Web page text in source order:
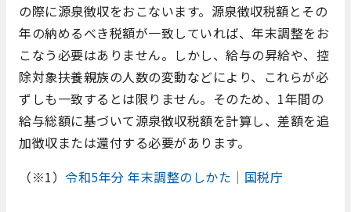
の際に源泉徴収をおこないます。源泉徴収税額とその
年の納めるべき税額が一致していれば、年末調整をお
こなう必要はありません。しかし、給与の昇給や、控
除対象扶養親族の人数の変動などにより、これらが必
ずしも一致するとは限りません。そのため、1年間の
給与総額に基づいて源泉徴収税額を計算し、差額を追
加徴収または還付する必要があります。
（※1） 令和5年分 年末調整のしかた｜国税庁